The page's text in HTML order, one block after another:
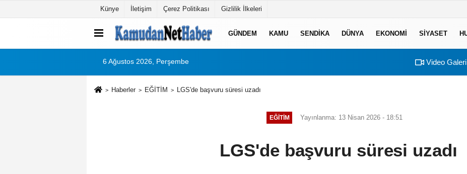
Künye İletişim Çerez Politikası Gizlilik İlkeleri
GÜNDEM KAMU SENDİKA DÜNYA EKONOMİ SİYASET
6 Ağustos 2026, Perşembe Video Galeri
Haberler EĞİTİM LGS'de başvuru süresi uzadı
EĞİTİM Yayınlanma: 13 Nisan 2026 - 18:51
LGS'de başvuru süresi uzadı